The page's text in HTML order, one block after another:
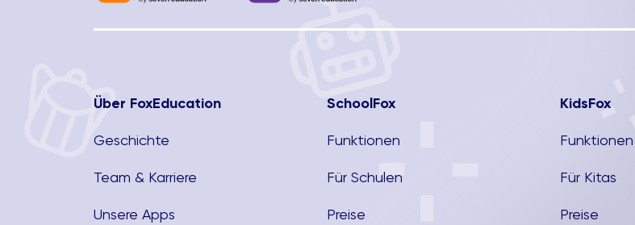
Über FoxEducation
Geschichte
Team & Karriere
Unsere Apps
SchoolFox
Funktionen
Für Schulen
Preise
KidsFox
Funktionen
Für Kitas
Preise